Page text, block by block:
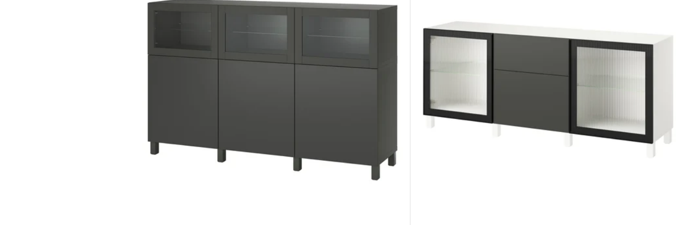
Variants: BESTÅ, Plauktu komb. ar stikla durvīm, baltā krāsā Lappviken/Sindvik caurspīdīgs stikls, 120x42x193 cm